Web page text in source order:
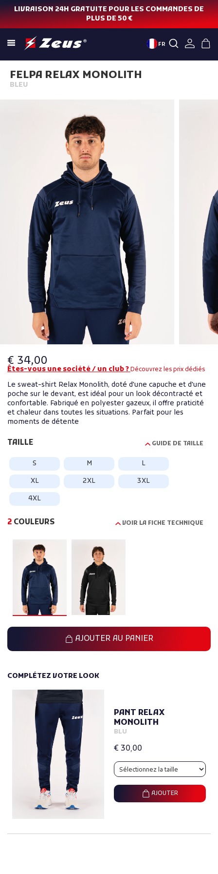
LIVRAISON 24H GRATUITE POUR LES COMMANDES DE
PLUS DE 50 €
FR
FELPA RELAX MONOLITH
BLEU
€ 34,00
Êtes-vous une société / un club ?Découvrez les prix dédiés
Le sweat-shirt Relax Monolith, doté d'une capuche et d'une
poche sur le devant, est idéal pour un look décontracté et
confortable. Fabriqué en polyester gazeux, il offre praticité
et chaleur dans toutes les situations. Parfait pour les
moments de détente
TAILLE GUIDE DE TAILLE
S M
L
XL
2XL
3XL
4XL
2 COULEURS VOIR LA FICHE TECHNIQUE
AJOUTER AU PANIER
COMPLÉTEZ VOTRE LOOK
PANT RELAX
MONOLITH
BLU
€ 30,00
AJOUTER